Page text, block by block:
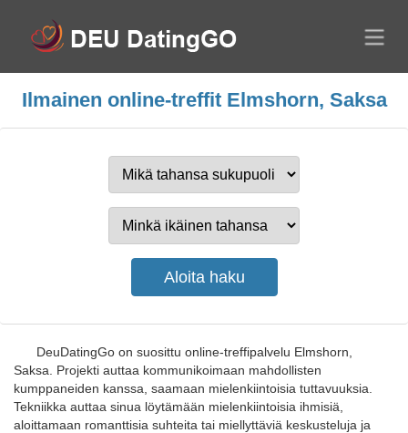
Ilmainen online-treffit Elmshorn, Saksa
DeuDatingGo on suosittu online-treffipalvelu Elmshorn,
Saksa. Projekti auttaa kommunikoimaan mahdollisten
kumppaneiden kanssa, saamaan mielenkiintoisia tuttavuuksia.
Tekniikka auttaa sinua löytämään mielenkiintoisia ihmisiä,
aloittamaan romanttisia suhteita tai miellyttäviä keskusteluja ja